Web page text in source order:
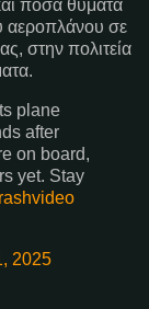
πόσα θύματα
αεροπλάνου σε
στην πολιτεία
plane
after
on board,
yet. Stay
2025